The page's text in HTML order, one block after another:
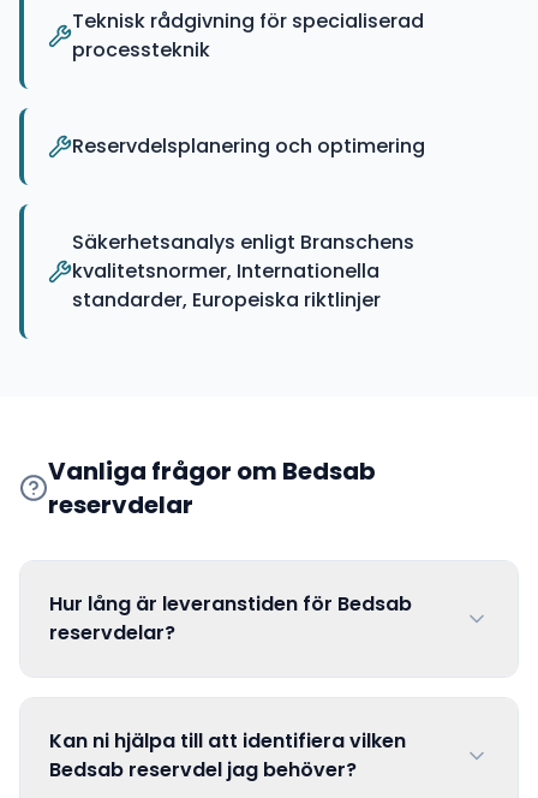
Teknisk rådgivning för specialiserad
processteknik
Reservdelsplanering och optimering
Säkerhetsanalys enligt Branschens
kvalitetsnormer, Internationella
standarder, Europeiska riktlinjer
Vanliga frågor om Bedsab
reservdelar
Hur lång är leveranstiden för Bedsab
reservdelar?
Kan ni hjälpa till att identifiera vilken
Bedsab reservdel jag behöver?